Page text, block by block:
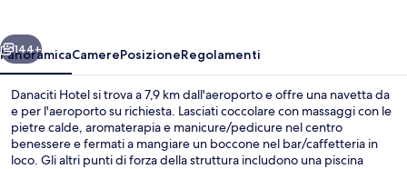
Avanti
144+
PanoramicaCamerePosizioneRegolamenti
Danaciti Hotel si trova a 7,9 km dall'aeroporto e offre una navetta da
e per l'aeroporto su richiesta. Lasciati coccolare con massaggi con le
pietre calde, aromaterapia e manicure/pedicure nel centro
benessere e fermati a mangiare un boccone nel bar/caffetteria in
loco. Gli altri punti di forza della struttura includono una piscina